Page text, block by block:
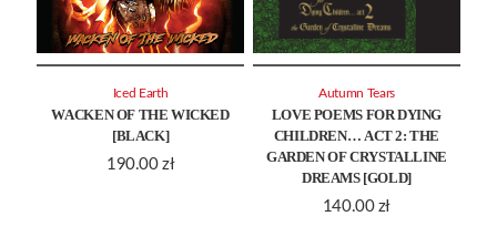
WACKEN OF THE WICKED
[BLACK]
190.00 zł
Iced Earth
LOVE POEMS FOR DYING
CHILDREN… ACT 2: THE
GARDEN OF CRYSTALLINE
DREAMS [GOLD]
140.00 zł
Autumn Tears